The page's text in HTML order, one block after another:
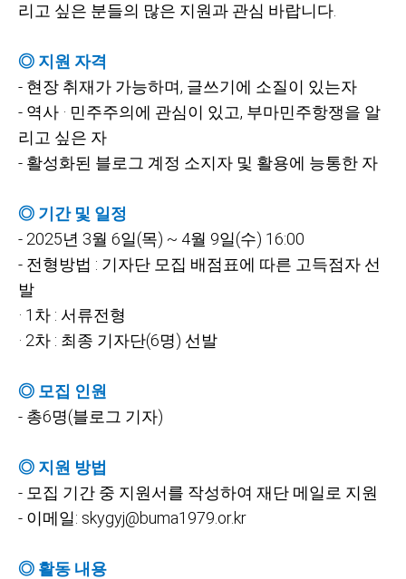
리고 싶은 분들의 많은 지원과 관심 바랍니다.
◎ 지원 자격
- 현장 취재가 가능하며, 글쓰기에 소질이 있는자
- 역사 · 민주주의에 관심이 있고, 부마민주항쟁을 알
리고 싶은 자
- 활성화된 블로그 계정 소지자 및 활용에 능통한 자
◎ 기간 및 일정
- 2025년 3월 6일(목) ~ 4월 9일(수) 16:00
- 전형방법 : 기자단 모집 배점표에 따른 고득점자 선
발
· 1차 : 서류전형
· 2차 : 최종 기자단(6명) 선발
◎ 모집 인원
- 총6명(블로그 기자)
◎ 지원 방법
- 모집 기간 중 지원서를 작성하여 재단 메일로 지원
- 이메일: skygyj@buma1979.or.kr
◎ 활동 내용